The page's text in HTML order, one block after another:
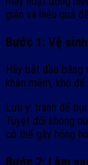
giản và hiệu quả
Bước 1: Vệ
Hãy bắt đầu
khăn mềm, khô
Lưu ý: tránh để
Tuyệt đối không
có thể gây hỏng